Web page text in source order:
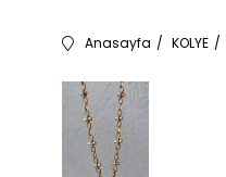
Anasayfa KOLYE